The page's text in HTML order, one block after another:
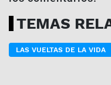
TEMAS
LAS VUELTAS DE LA VIDA